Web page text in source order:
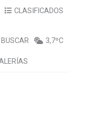
CLASIFICADOS
BUSCAR 3,7ºC